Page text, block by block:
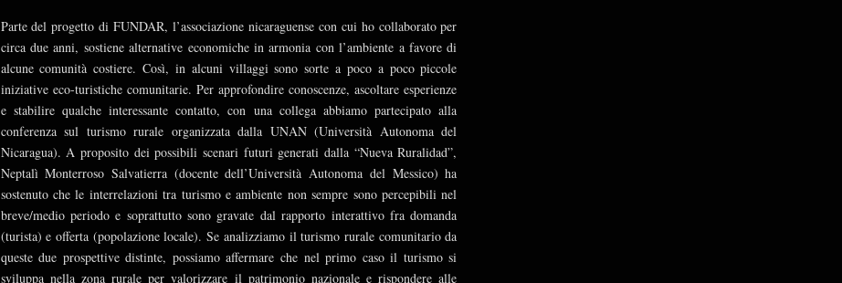
Parte del progetto di FUNDAR, l’associazione nicaraguense con cui ho collaborato per
circa due anni, sostiene alternative economiche in armonia con l’ambiente a favore di
alcune comunità costiere. Così, in alcuni villaggi sono sorte a poco a poco piccole
iniziative eco-turistiche comunitarie. Per approfondire conoscenze, ascoltare esperienze
e stabilire qualche interessante contatto, con una collega abbiamo partecipato alla
conferenza sul turismo rurale organizzata dalla UNAN (Università Autonoma del
Nicaragua). A proposito dei possibili scenari futuri generati dalla “Nueva Ruralidad”,
Neptalì Monterroso Salvatierra (docente dell’Università Autonoma del Messico) ha
sostenuto che le interrelazioni tra turismo e ambiente non sempre sono percepibili nel
breve/medio periodo e soprattutto sono gravate dal rapporto interattivo fra domanda
(turista) e offerta (popolazione locale). Se analizziamo il turismo rurale comunitario da
queste due prospettive distinte, possiamo affermare che nel primo caso il turismo si
sviluppa nella zona rurale per valorizzare il patrimonio nazionale e rispondere alle